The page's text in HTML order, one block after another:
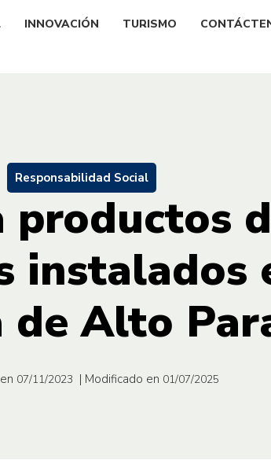
INNOVACIÓN TURISMO
Responsabilidad Social
productos
instalados
de Alto
07/11/2023 | Modificado en 01/07/2025